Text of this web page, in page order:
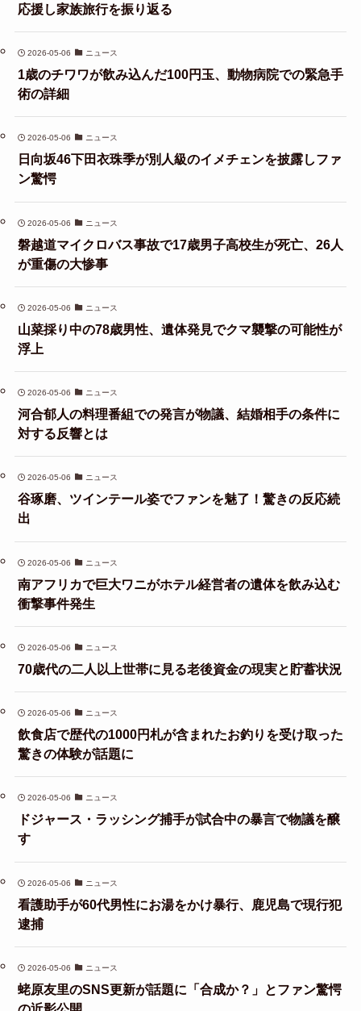
応援し家族旅行を振り返る
2026-05-06 ニュース
1歳のチワワが飲み込んだ100円玉、動物病院での緊急手
術の詳細
2026-05-06 ニュース
日向坂46下田衣珠季が別人級のイメチェンを披露しファ
ン驚愕
2026-05-06 ニュース
磐越道マイクロバス事故で17歳男子高校生が死亡、26人
が重傷の大惨事
2026-05-06 ニュース
山菜採り中の78歳男性、遺体発見でクマ襲撃の可能性が
浮上
2026-05-06 ニュース
河合郁人の料理番組での発言が物議、結婚相手の条件に
対する反響とは
2026-05-06 ニュース
谷琢磨、ツインテール姿でファンを魅了！驚きの反応続
出
2026-05-06 ニュース
南アフリカで巨大ワニがホテル経営者の遺体を飲み込む
衝撃事件発生
2026-05-06 ニュース
70歳代の二人以上世帯に見る老後資金の現実と貯蓄状況
2026-05-06 ニュース
飲食店で歴代の1000円札が含まれたお釣りを受け取った
驚きの体験が話題に
2026-05-06 ニュース
ドジャース・ラッシング捕手が試合中の暴言で物議を醸
す
2026-05-06 ニュース
看護助手が60代男性にお湯をかけ暴行、鹿児島で現行犯
逮捕
2026-05-06 ニュース
蛯原友里のSNS更新が話題に「合成か？」とファン驚愕